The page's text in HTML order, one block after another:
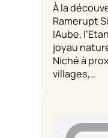
À la
Ramerupt
lAube,
joyau
Niché à
villages,…